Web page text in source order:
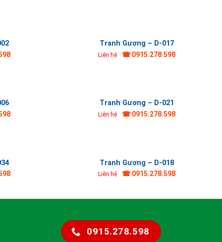
Tranh Gương – D-017
Liên hệ ☎ 0915.278.598
Tranh Gương – D-021
Liên hệ ☎ 0915.278.598
Tranh Gương – D-018
Liên hệ ☎ 0915.278.598
0915.278.598